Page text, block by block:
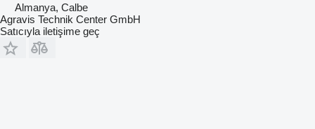
Almanya, Calbe
Agravis Technik Center GmbH
Satıcıyla iletişime geç